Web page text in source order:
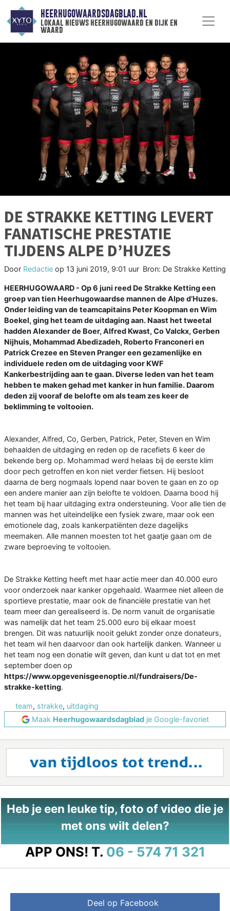
HEERHUGOWAARDSDAGBLAD.NL
lokaal nieuws heerhugowaard en dijk en
waard
DE STRAKKE KETTING LEVERT
FANATISCHE PRESTATIE
TIJDENS ALPE D’HUZES
Door Redactie op 13 juni 2019, 9:01 uur Bron: De Strakke Ketting
HEERHUGOWAARD - Op 6 juni reed De Strakke Ketting een
groep van tien Heerhugowaardse mannen de Alpe d’Huzes.
Onder leiding van de teamcapitains Peter Koopman en Wim
Boekel, ging het team de uitdaging aan. Naast het tweetal
hadden Alexander de Boer, Alfred Kwast, Co Valckx, Gerben
Nijhuis, Mohammad Abedizadeh, Roberto Franconeri en
Patrick Crezee en Steven Pranger een gezamenlijke en
individuele reden om de uitdaging voor KWF
Kankerbestrijding aan te gaan. Diverse leden van het team
hebben te maken gehad met kanker in hun familie. Daarom
deden zij vooraf de belofte om als team zes keer de
beklimming te voltooien.
Alexander, Alfred, Co, Gerben, Patrick, Peter, Steven en Wim
behaalden de uitdaging en reden op de racefiets 6 keer de
bekende berg op. Mohammad werd helaas bij de eerste klim
door pech getroffen en kon niet verder fietsen. Hij besloot
daarna de berg nogmaals lopend naar boven te gaan en zo op
een andere manier aan zijn belofte te voldoen. Daarna bood hij
het team bij haar uitdaging extra ondersteuning. Voor alle tien de
mannen was het uiteindelijke een fysiek zware, maar ook een
emotionele dag, zoals kankerpatiënten deze dagelijks
meemaken. Alle mannen moesten tot het gaatje gaan om de
zware beproeving te voltooien.
De Strakke Ketting heeft met haar actie meer dan 40.000 euro
voor onderzoek naar kanker opgehaald. Waarmee niet alleen de
sportieve prestatie, maar ook de financiële prestatie van het
team meer dan gerealiseerd is. De norm vanuit de organisatie
was namelijk dat het team 25.000 euro bij elkaar moest
brengen. Dit was natuurlijk nooit gelukt zonder onze donateurs,
het team wil hen daarvoor dan ook hartelijk danken. Wanneer u
het team nog een donatie wilt geven, dan kunt u dat tot en met
september doen op
https://www.opgevenisgeenoptie.nl/fundraisers/De-
strakke-ketting.
team, strakke, uitdaging
Maak Heerhugowaardsdagbladje Google-favoriet
Heb je een leuke tip, foto of video die je
met ons wilt delen?
APP ONS! T. 06 - 574 71 321
Deel op Facebook